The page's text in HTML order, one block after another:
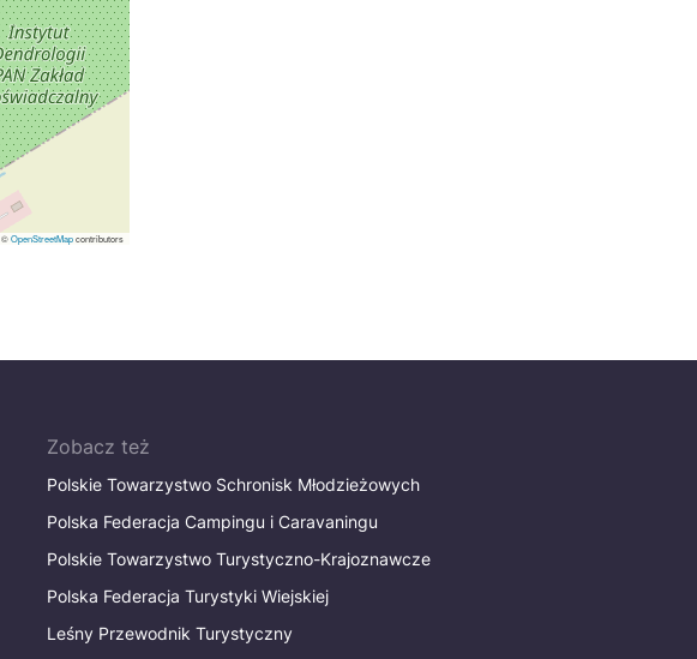
©OpenStreetMapcontributors
Zobacz też
Polskie Towarzystwo Schronisk Młodzieżowych
Polska Federacja Campingu i Caravaningu
Polskie Towarzystwo Turystyczno-Krajoznawcze
Polska Federacja Turystyki Wiejskiej
Leśny Przewodnik Turystyczny